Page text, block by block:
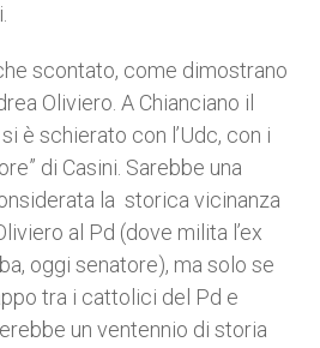
scontato, come dimostrano
Oliviero. A Chianciano il
è schierato con l’Udc, con i
di Casini. Sarebbe una
la storica vicinanza
al Pd (dove milita l’ex
oggi senatore), ma solo se
tra i cattolici del Pd e
un ventennio di storia